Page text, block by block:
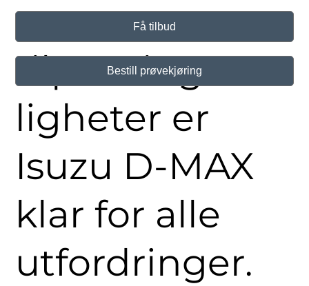
mange
tilpasningsmu
ligheter er
Isuzu D-MAX
klar for alle
utfordringer.
Få tilbud
Bestill prøvekjøring